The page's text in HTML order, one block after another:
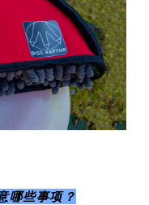
哪些事项？